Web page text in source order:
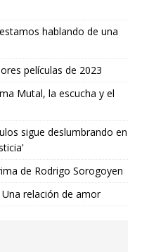
hablando de una
películas de 2023
Mutal, la escucha y el
sigue deslumbrando en
de Rodrigo Sorogoyen
relación de amor